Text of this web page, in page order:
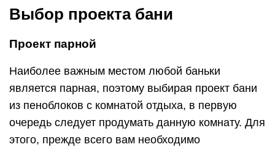
Выбор проекта бани
Проект парной
Наиболее важным местом любой баньки
является парная, поэтому выбирая проект бани
из пеноблоков с комнатой отдыха, в первую
очередь следует продумать данную комнату. Для
этого, прежде всего вам необходимо